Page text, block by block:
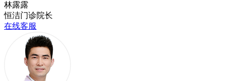
林露露
恒洁门诊院长
在线客服